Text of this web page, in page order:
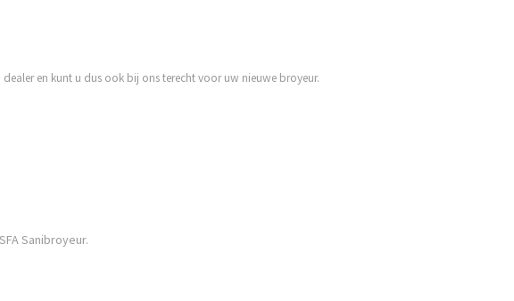
en kunt u dus ook bij ons terecht voor uw nieuwe broyeur.
Sanibroyeur.